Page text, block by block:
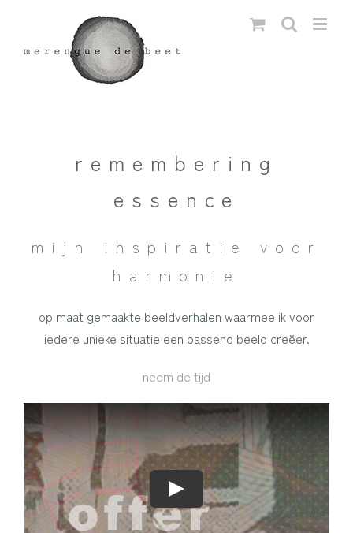
inhoud
remembering
essence
mijn inspiratie voor
harmonie
op maat gemaakte beeldverhalen waarmee ik voor
iedere unieke situatie een passend beeld creëer.
neem de tijd